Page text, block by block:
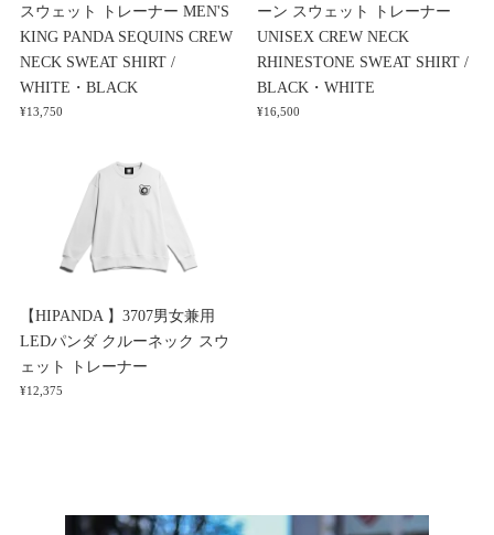
スウェット トレーナー MEN'S
KING PANDA SEQUINS CREW
NECK SWEAT SHIRT /
WHITE・BLACK
¥13,750
ーン スウェット トレーナー
UNISEX CREW NECK
RHINESTONE SWEAT SHIRT /
BLACK・WHITE
¥16,500
【HIPANDA 】3707男女兼用
LEDパンダ クルーネック スウ
ェット トレーナー
¥12,375